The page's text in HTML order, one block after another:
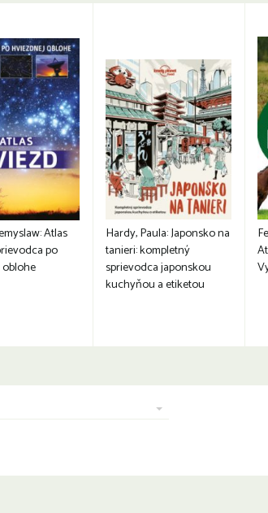
Atlas
po
Hardy, Paula: Japonsko na
tanieri: kompletný
sprievodca japonskou
kuchyňou a etiketou